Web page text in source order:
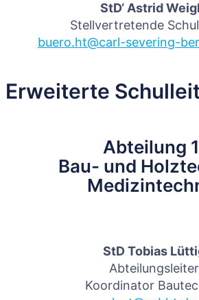
StD‘ Astrid
Stellvertretende
buero.ht@carl-severing-
Erweiterte
Abteilung
Bau- und
StD Tobias
Abteilungsleiter
Koordinator